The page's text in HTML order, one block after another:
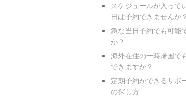
スケジュールが入って
日は予約できませんか？
急な当日予約でも可能
か？
海外在住の一時帰国で
できますか？
定期予約ができるサポ
の探し方